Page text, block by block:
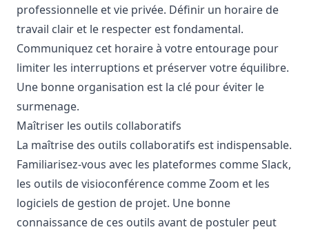
professionnelle et vie privée. Définir un horaire de
travail clair et le respecter est fondamental.
Communiquez cet horaire à votre entourage pour
limiter les interruptions et préserver votre équilibre.
Une bonne organisation est la clé pour éviter le
surmenage.
Maîtriser les outils collaboratifs
La maîtrise des outils collaboratifs est indispensable.
Familiarisez-vous avec les plateformes commeSlack,
les outils de visioconférence commeZoom et les
logiciels de gestion de projet. Une bonne
connaissance de ces outils avant de postuler peut